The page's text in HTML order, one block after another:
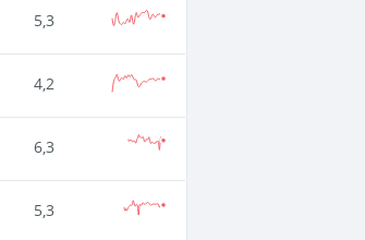
5,3
4,2
6,3
5,3